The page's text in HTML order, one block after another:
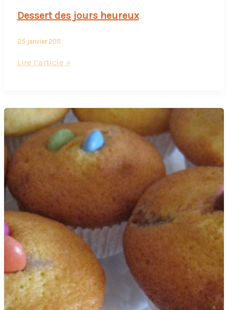
Dessert des jours heureux
25 janvier 2011
Dessert
Lire l’article »